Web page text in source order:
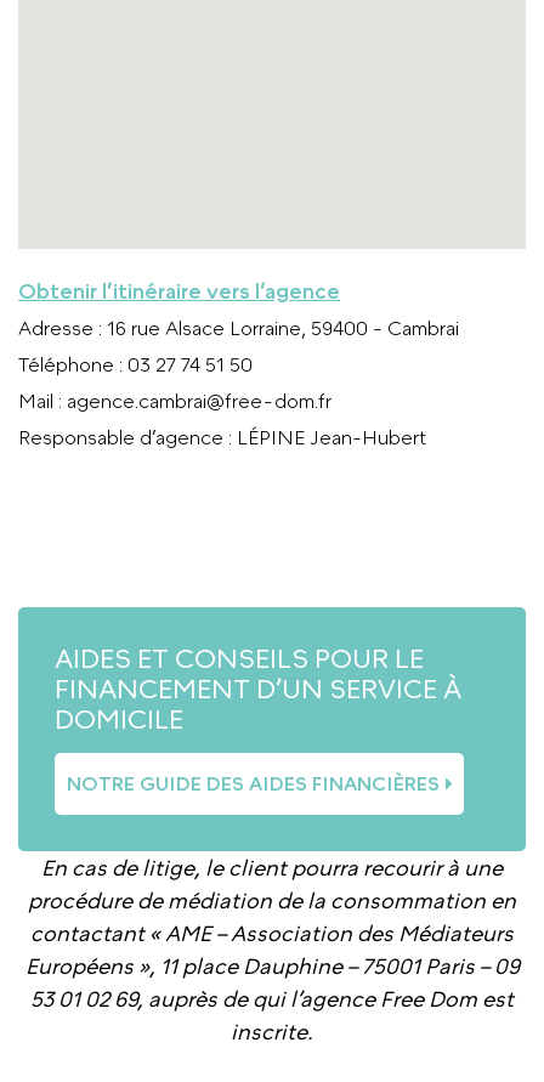
Obtenir l’itinéraire vers l’agence
Adresse : 16 rue Alsace Lorraine, 59400 - Cambrai
Téléphone : 03 27 74 51 50
Mail : agence.cambrai@free-dom.fr
Responsable d’agence : LÉPINE Jean-Hubert
AIDES ET CONSEILS POUR LE
FINANCEMENT D’UN SERVICE À
DOMICILE
NOTRE GUIDE DES AIDES FINANCIÈRES
En cas de litige, le client pourra recourir à une
procédure de médiation de la consommation en
contactant « AME – Association des Médiateurs
Européens », 11 place Dauphine – 75001 Paris – 09
53 01 02 69, auprès de qui l’agence Free Dom est
inscrite.